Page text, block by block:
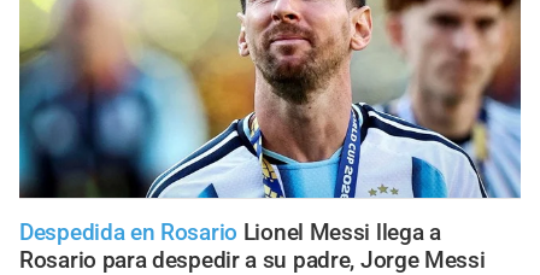
Despedida en Rosario Lionel Messi llega a
Rosario para despedir a su padre, Jorge Messi